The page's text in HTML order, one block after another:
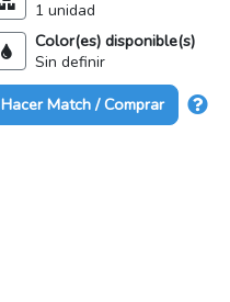
1 unidad
Color(es) disponible(s)
Sin definir
Hacer Match / Comprar